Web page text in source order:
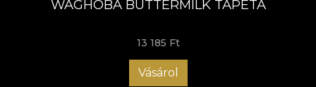
WAGHOBA BUTTERMILK TAPÉTA
13 185 Ft
Vásárol